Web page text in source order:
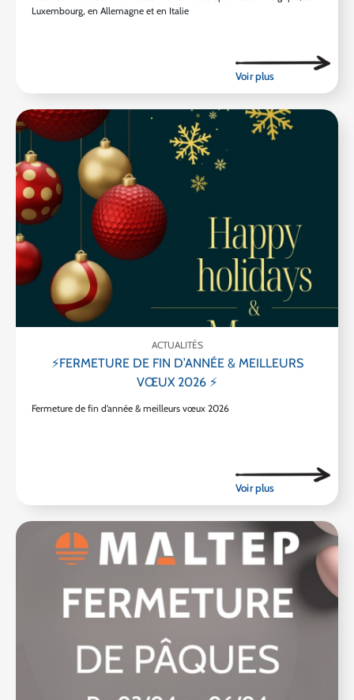
Luxembourg, en Allemagne et en Italie
ACTUALITÉS
⚡FERMETURE DE FIN D’ANNÉE & MEILLEURS
VŒUX 2026 ⚡
Fermeture de fin d’année & meilleurs vœux 2026